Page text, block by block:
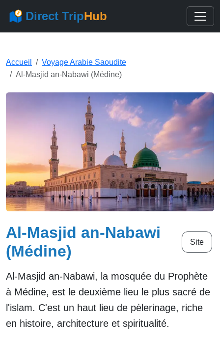
Direct TripHub
Accueil
Voyage Arabie Saoudite
Al-Masjid an-Nabawi (Médine)
Al-Masjid an-Nabawi
(Médine)
Site
Al-Masjid an-Nabawi, la mosquée du Prophète
à Médine, est le deuxième lieu le plus sacré de
l'islam. C'est un haut lieu de pèlerinage, riche
en histoire, architecture et spiritualité.